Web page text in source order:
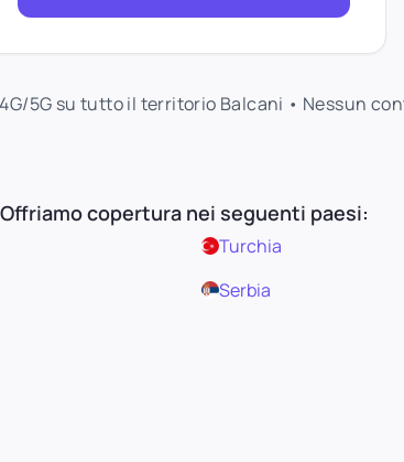
5G su tutto il territorio Balcani • Nessun
Offriamo copertura nei seguenti paesi:
Turchia
Serbia